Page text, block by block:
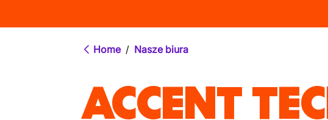
Home / Nasze biura
ACCENT